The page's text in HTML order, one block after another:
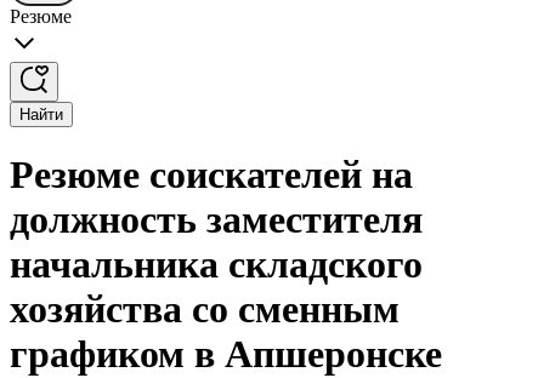
Резюме
Найти
Резюме соискателей на
должность заместителя
начальника складского
хозяйства со сменным
графиком в Апшеронске